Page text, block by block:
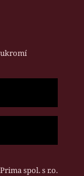
spol. s r.o.